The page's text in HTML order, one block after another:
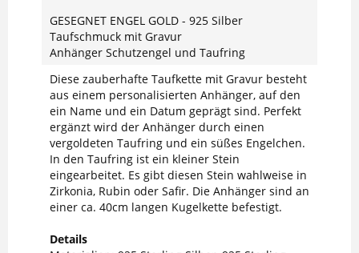
GESEGNET ENGEL GOLD - 925 Silber
Taufschmuck mit Gravur
Anhänger Schutzengel und Taufring
Diese zauberhafte Taufkette mit Gravur besteht
aus einem personalisierten Anhänger, auf den
ein Name und ein Datum geprägt sind. Perfekt
ergänzt wird der Anhänger durch einen
vergoldeten Taufring und ein süßes Engelchen.
In den Taufring ist ein kleiner Stein
eingearbeitet. Es gibt diesen Stein wahlweise in
Zirkonia, Rubin oder Safir. Die Anhänger sind an
einer ca. 40cm langen Kugelkette befestigt.
Details